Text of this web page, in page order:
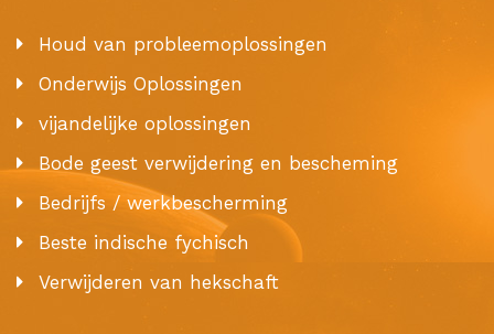
Houd van probleemoplossingen
Onderwijs Oplossingen
vijandelijke oplossingen
Bode geest verwijdering en bescheming
Bedrijfs / werkbescherming
Beste indische fychisch
Verwijderen van hekschaft